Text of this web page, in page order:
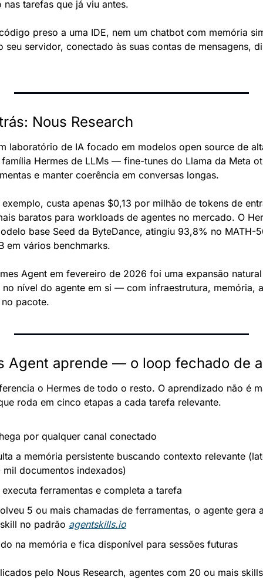
tarefas que já viu antes.
preso a uma IDE, nem um chatbot com memória
seu servidor, conectado às suas contas de mensagens,
Nous Research
laboratório de IA focado em modelos open source de
Hermes de LLMs — fine-tunes do Llama da Meta
e manter coerência em conversas longas.
custa apenas $0,13 por milhão de tokens de
baratos para workloads de agentes no mercado. O
base Seed da ByteDance, atingiu 93,8% no MATH-
em vários benchmarks.
Agent em fevereiro de 2026 foi uma expansão
nível do agente em si — com infraestrutura, memória,
pacote.
Agent aprende — o loop fechado de
o Hermes de todo o resto. O aprendizado não é
roda em cinco etapas a cada tarefa relevante.
por qualquer canal conectado
a memória persistente buscando contexto relevante
mil documentos indexados)
ferramentas e completa a tarefa
5 ou mais chamadas de ferramentas, o agente gera
no padrão agentskills.io
na memória e fica disponível para sessões futuras
pelo Nous Research, agentes com 20 ou mais